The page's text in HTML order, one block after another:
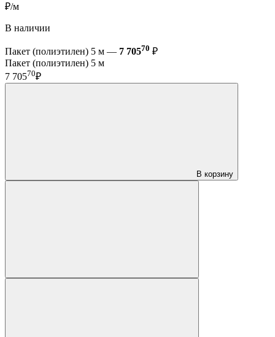
₽/м
В наличии
Пакет (полиэтилен) 5 м — 7 70570 ₽
Пакет (полиэтилен) 5 м
7 70570₽
В корзину